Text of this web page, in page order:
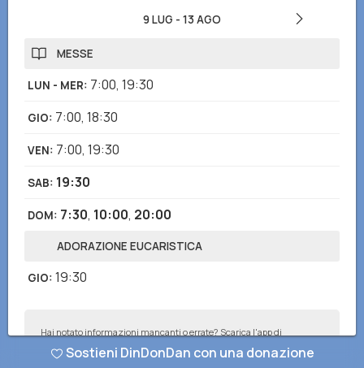
9 LUG - 13 AGO
MESSE
LUN - MER: 7:00, 19:30
GIO: 7:00, 18:30
VEN: 7:00, 19:30
SAB: 19:30
DOM: 7:30, 10:00, 20:00
ADORAZIONE EUCARISTICA
GIO: 19:30
Hai notato informazioni mancanti o errate? Scarica l'app di
Sostieni DinDonDan con una donazione